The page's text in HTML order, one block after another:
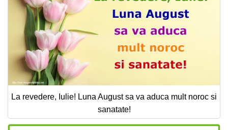
La revedere, Iulie! Luna August sa va aduca mult noroc si
sanatate!